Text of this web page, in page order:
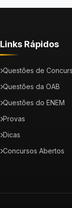
Links Rápidos
Questões de
Questões da OAB
Questões do ENEM
Provas
Dicas
Concursos Abertos